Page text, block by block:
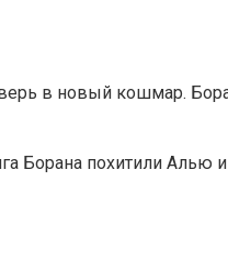
в новый кошмар.
Борана похитили Алью